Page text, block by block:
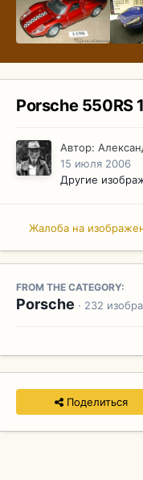
Porsche 550RS
Автор:
15 июля 2006
Другие
Жалоба на
FROM THE CATEGORY:
Porsche · 232
Поделиться